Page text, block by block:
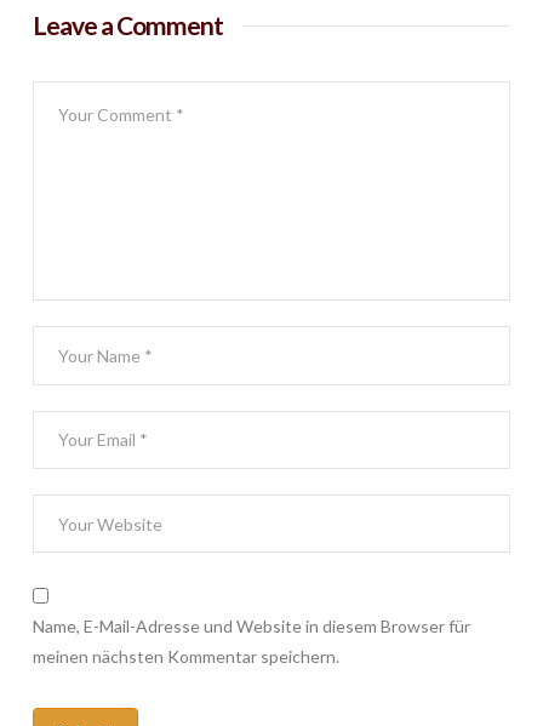
Leave a Comment
Name, E-Mail-Adresse und Website in diesem Browser für
meinen nächsten Kommentar speichern.